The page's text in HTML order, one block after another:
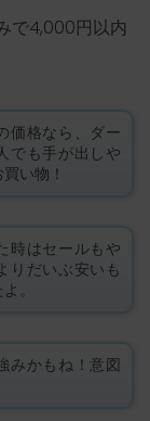
で4,000円以内
価格なら、ダー
でも手が出しや
い物！
時はセールもや
りだいぶ安いも
。
みかもね！意図